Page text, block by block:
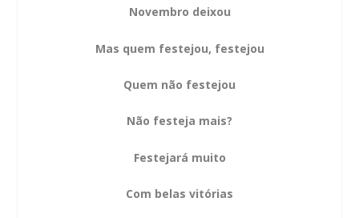
Novembro deixou
Mas quem festejou, festejou
Quem não festejou
Não festeja mais?
Festejará muito
Com belas vitórias